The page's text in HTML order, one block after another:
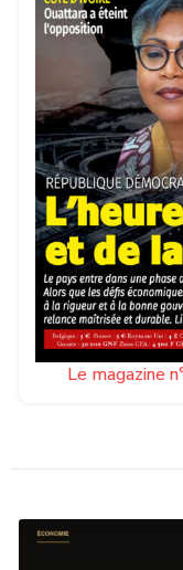
Le magazine